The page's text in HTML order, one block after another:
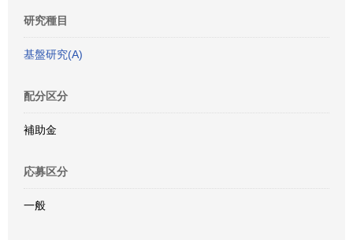
研究種目
基盤研究(A)
配分区分
補助金
応募区分
一般